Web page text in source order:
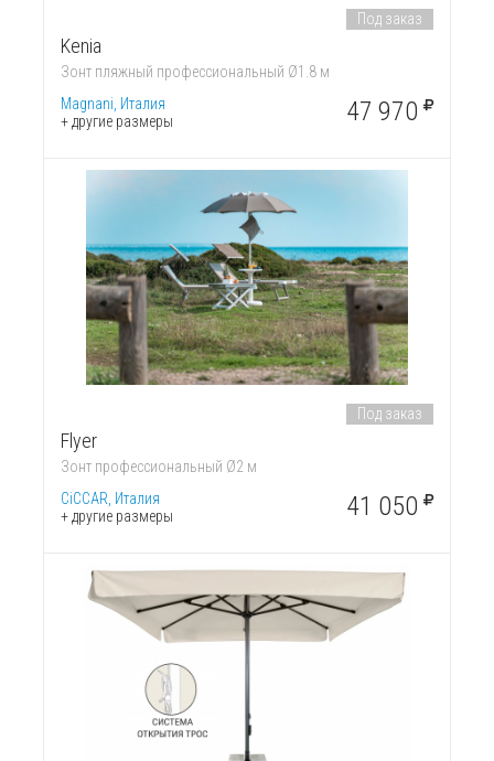
Kenia
Зонт пляжный профессиональный Ø1.8 м
Magnani, Италия
+ другие размеры
Под заказ
47 970
Flyer
Зонт профессиональный Ø2 м
CiCCAR, Италия
+ другие размеры
Под заказ
41 050